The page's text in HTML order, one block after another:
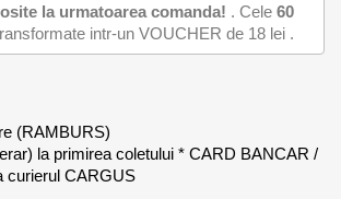
la urmatoarea comanda! . Cele 60
intr-un VOUCHER de 18 lei.
(RAMBURS)
la primirea coletului * CARD BANCAR /
curierul CARGUS